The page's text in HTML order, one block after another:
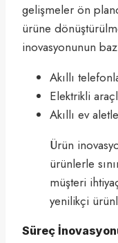
gelişmeler ön
ürüne
inovasyonunun
Akıllı
Elektrikli
Akıllı ev
Ürün
ürünlerle
müşteri
yenilikçi
Süreç